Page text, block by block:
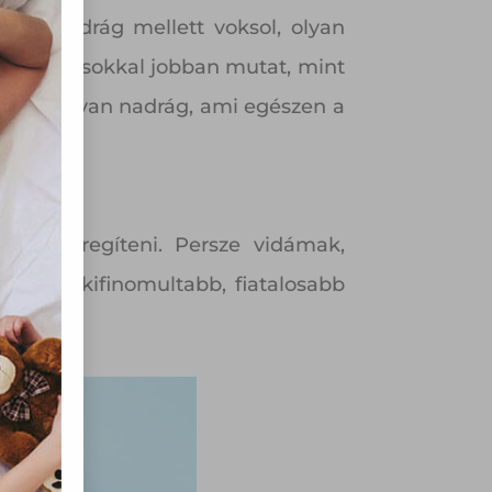
nadrág mellett voksol, olyan
sokkal jobban mutat, mint
egy olyan nadrág, ami egészen a
öregíteni. Persze vidámak,
amik kifinomultabb, fiatalosabb
Ön
az